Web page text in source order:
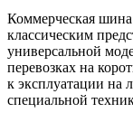
Коммерческая
классическим
универсальной
перевозках на
к эксплуатации на
специальной